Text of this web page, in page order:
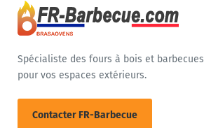
Spécialiste des fours à bois et barbecues
pour vos espaces extérieurs.
Contacter FR-Barbecue